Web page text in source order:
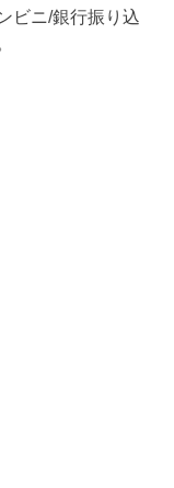
ビニ/銀行振り込